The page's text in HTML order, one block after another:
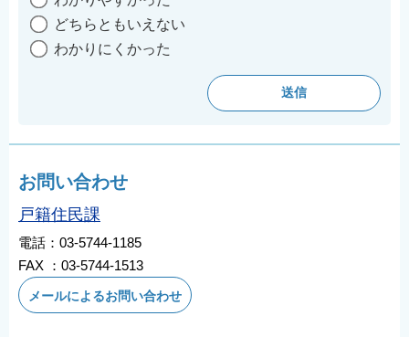
どちらともいえない
わかりにくかった
お問い合わせ
戸籍住民課
電話：03-5744-1185
FAX ：03-5744-1513
メールによるお問い合わせ